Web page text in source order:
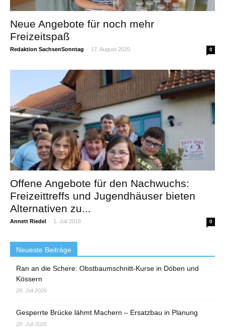
Neue Angebote für noch mehr
Freizeitspaß
Redaktion SachsenSonntag - 17. August 2020 0
Offene Angebote für den Nachwuchs:
Freizeittreffs und Jugendhäuser bieten
Alternativen zu...
Annett Riedel - 1. Juli 2018 0
Neueste Beiträge
Ran an die Schere: Obstbaumschnitt-Kurse in Döben und
Kössern
28. Juli 2026
Gesperrte Brücke lähmt Machern – Ersatzbau in Planung
28. Juli 2026